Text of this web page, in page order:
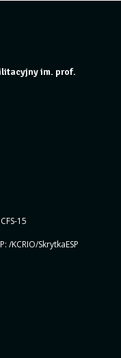
im. prof.
15
KCRIO/SkrytkaESP